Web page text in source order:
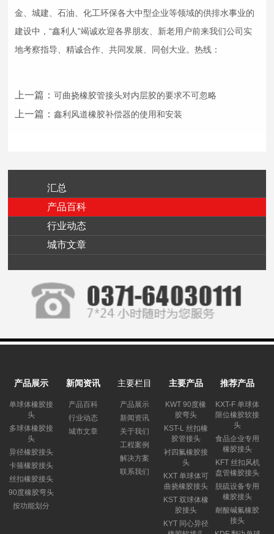
金、城建、石油、化工环保各大中型企业等领域的供排水事业的
建设中，“鑫利人”竭诚欢迎各界朋友、新老用户前来我们公司实
地考察指导、精诚合作、共同发展、同创大业。热线：
上一篇： 可曲挠橡胶管接头对内层胶的要求不可忽略
上一篇： 鑫利风道橡胶补偿器的使用和安装
汇总
产品百科
行业动态
城市文章
产品展示
单球体橡胶接
头
多球体橡胶接
头
异径橡胶接头
卡箍橡胶接头
丝扣橡胶接头
90度橡胶弯头
按功能划分
新闻资讯
产品百科
行业动态
城市文章
主要栏目
产品展示
新闻资讯
关于我们
工程案例
解决方案
联系我们
主要产品
KWT 90度橡
胶弯头
KST-L 丝扣橡
胶管接头
衬四氟橡胶接
头
KXT 单球体可
曲挠橡胶接头
KST 双球体橡
胶接头
KYT 同心异径
推荐产品
KXT-F 单球体
限位橡胶软接
头
食品企业专用
橡胶接头
KFT 丝扣风机
盘管橡胶接头
脱硫设备专用
橡胶接头
耐酸碱氟橡胶
接头